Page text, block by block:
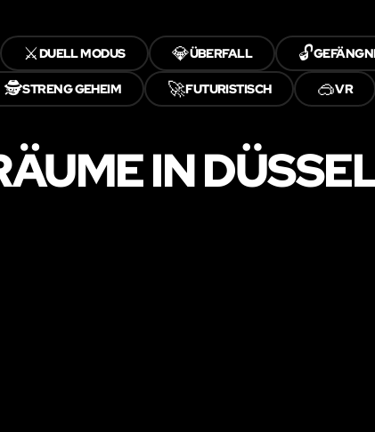
⚔️DUELL MODUS 💎ÜBERFALL 🔓
🕵️STRENG GEHEIM 🚀FUTURISTISCH 🥽VR
IN